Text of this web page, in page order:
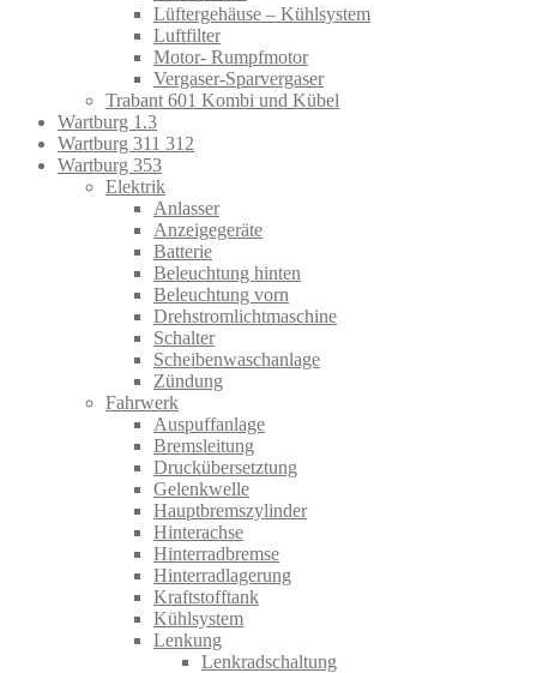
Lüftergehäuse – Kühlsystem
Luftfilter
Motor- Rumpfmotor
Vergaser-Sparvergaser
Trabant 601 Kombi und Kübel
Wartburg 1.3
Wartburg 311 312
Wartburg 353
Elektrik
Anlasser
Anzeigegeräte
Batterie
Beleuchtung hinten
Beleuchtung vorn
Drehstromlichtmaschine
Schalter
Scheibenwaschanlage
Zündung
Fahrwerk
Auspuffanlage
Bremsleitung
Druckübersetztung
Gelenkwelle
Hauptbremszylinder
Hinterachse
Hinterradbremse
Hinterradlagerung
Kraftstofftank
Kühlsystem
Lenkung
Lenkradschaltung